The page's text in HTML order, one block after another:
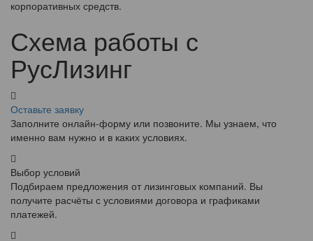
корпоративных средств.
Схема работы с
РусЛизинг
Оставьте заявку
Заполните онлайн-форму или позвоните. Мы узнаем, что
именно вам нужно и в каких условиях.
Выбор условий
Подбираем предложения от лизинговых компаний. Вы
получите расчёты с условиями договора и графиками
платежей.